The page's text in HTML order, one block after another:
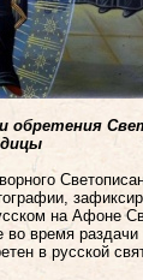
обретения
на Афоне
время раздачи
в русской